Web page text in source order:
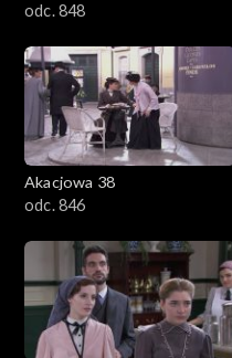
odc. 848
Akacjowa 38
odc. 846